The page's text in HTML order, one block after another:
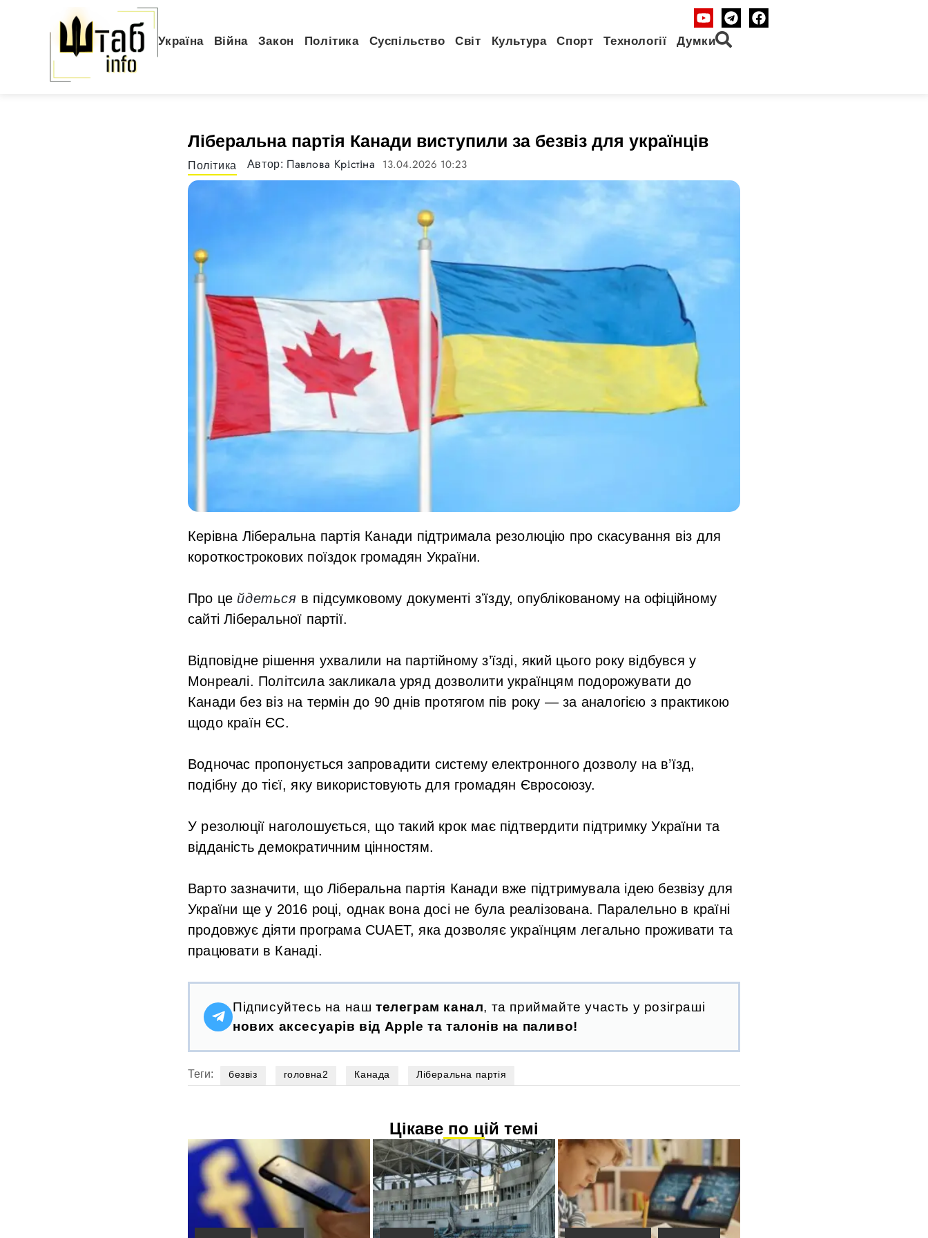
Україна Війна Закон Політика Суспільство Світ Культура Спорт Технології Думки
Ліберальна партія Канади виступили за безвіз для українців
Політика Автор: Павлова Крістіна 13.04.2026 10:23
Керівна Ліберальна партія Канади підтримала резолюцію про скасування віз для
короткострокових поїздок громадян України.
Про це йдеться в підсумковому документі зʼїзду, опублікованому на офіційному
сайті Ліберальної партії.
Відповідне рішення ухвалили на партійному з’їзді, який цього року відбувся у
Монреалі. Політсила закликала уряд дозволити українцям подорожувати до
Канади без віз на термін до 90 днів протягом пів року — за аналогією з практикою
щодо країн ЄС.
Водночас пропонується запровадити систему електронного дозволу на в’їзд,
подібну до тієї, яку використовують для громадян Євросоюзу.
У резолюції наголошується, що такий крок має підтвердити підтримку України та
відданість демократичним цінностям.
Варто зазначити, що Ліберальна партія Канади вже підтримувала ідею безвізу для
України ще у 2016 році, однак вона досі не була реалізована. Паралельно в країні
продовжує діяти програма CUAET, яка дозволяє українцям легально проживати та
працювати в Канаді.
Підписуйтесь на наш телеграм канал, та приймайте участь у розіграші
нових аксесуарів від Apple та талонів на паливо!
Теги: безвіз головна2 Канада Ліберальна партія
Цікаве по цій темі